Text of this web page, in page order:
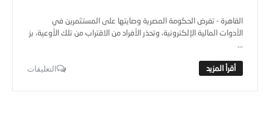
القاهرة - تفرض الحكومة المصرية وصايتها على المستثمرين في
الأدوات المالية الإلكترونية، وتحذر الأفراد من الاقتراب من تلك الأوعية، بز
...
التعليقات